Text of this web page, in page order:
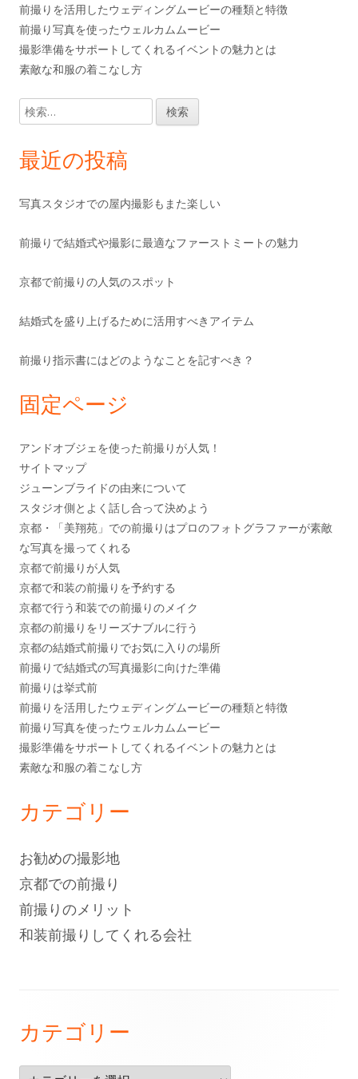
前撮りを活用したウェディングムービーの種類と特徴
前撮り写真を使ったウェルカムムービー
撮影準備をサポートしてくれるイベントの魅力とは
素敵な和服の着こなし方
検
索:
最近の投稿
写真スタジオでの屋内撮影もまた楽しい
前撮りで結婚式や撮影に最適なファーストミートの魅力
京都で前撮りの人気のスポット
結婚式を盛り上げるために活用すべきアイテム
前撮り指示書にはどのようなことを記すべき？
固定ページ
アンドオブジェを使った前撮りが人気！
サイトマップ
ジューンブライドの由来について
スタジオ側とよく話し合って決めよう
京都・「美翔苑」での前撮りはプロのフォトグラファーが素敵
な写真を撮ってくれる
京都で前撮りが人気
京都で和装の前撮りを予約する
京都で行う和装での前撮りのメイク
京都の前撮りをリーズナブルに行う
京都の結婚式前撮りでお気に入りの場所
前撮りで結婚式の写真撮影に向けた準備
前撮りは挙式前
前撮りを活用したウェディングムービーの種類と特徴
前撮り写真を使ったウェルカムムービー
撮影準備をサポートしてくれるイベントの魅力とは
素敵な和服の着こなし方
カテゴリー
お勧めの撮影地
京都での前撮り
前撮りのメリット
和装前撮りしてくれる会社
ッ
タ
カテゴリー